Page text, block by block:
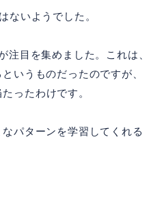
ないようでした。
注目を集めました。これは、
いうものだったのですが、
ったわけです。
パターンを学習してくれる